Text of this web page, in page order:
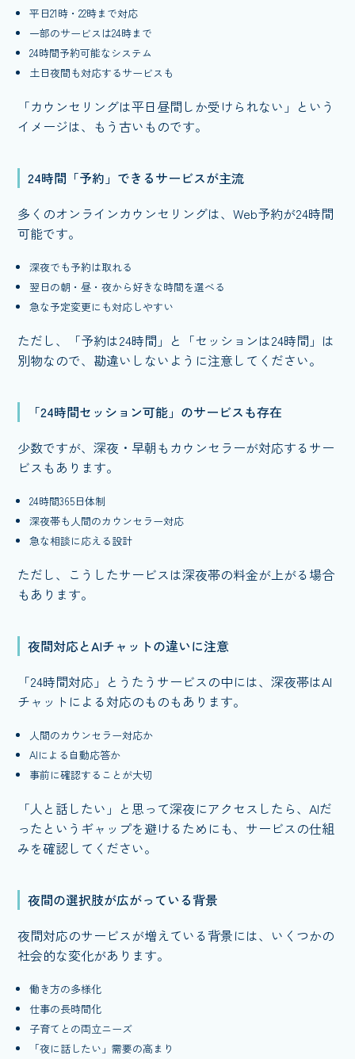
平日21時・22時まで対応
一部のサービスは24時まで
24時間予約可能なシステム
土日夜間も対応するサービスも
「カウンセリングは平日昼間しか受けられない」という
イメージは、もう古いものです。
24時間「予約」できるサービスが主流
多くのオンラインカウンセリングは、Web予約が24時間
可能です。
深夜でも予約は取れる
翌日の朝・昼・夜から好きな時間を選べる
急な予定変更にも対応しやすい
ただし、「予約は24時間」と「セッションは24時間」は
別物なので、勘違いしないように注意してください。
「24時間セッション可能」のサービスも存在
少数ですが、深夜・早朝もカウンセラーが対応するサー
ビスもあります。
24時間365日体制
深夜帯も人間のカウンセラー対応
急な相談に応える設計
ただし、こうしたサービスは深夜帯の料金が上がる場合
もあります。
夜間対応とAIチャットの違いに注意
「24時間対応」とうたうサービスの中には、深夜帯はAI
チャットによる対応のものもあります。
人間のカウンセラー対応か
AIによる自動応答か
事前に確認することが大切
「人と話したい」と思って深夜にアクセスしたら、AIだ
ったというギャップを避けるためにも、サービスの仕組
みを確認してください。
夜間の選択肢が広がっている背景
夜間対応のサービスが増えている背景には、いくつかの
社会的な変化があります。
働き方の多様化
仕事の長時間化
子育てとの両立ニーズ
「夜に話したい」需要の高まり